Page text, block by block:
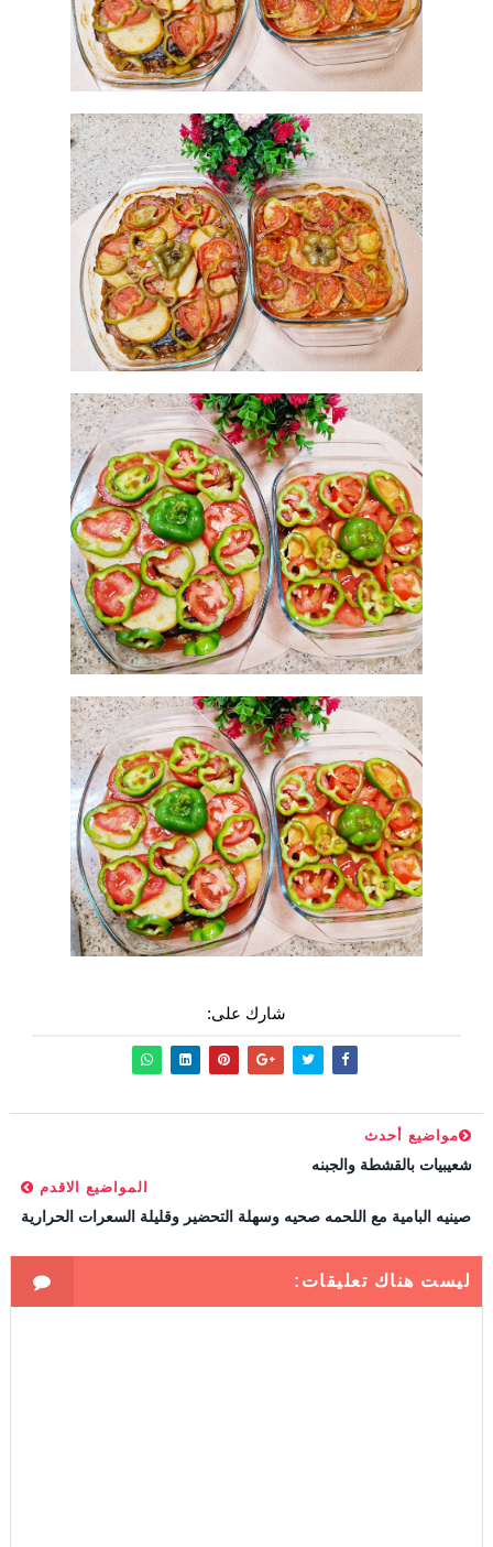
شارك على:
مواضيع أحدث
شعيبيات بالقشطة والجبنه
المواضيع الاقدم
صينيه البامية مع اللحمه صحيه وسهلة التحضير وقليلة السعرات الحرارية
ليست هناك تعليقات: